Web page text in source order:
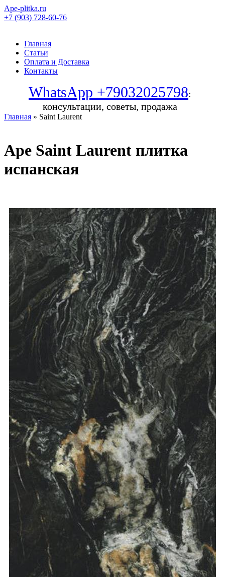
Ape-plitka.ru
+7 (903) 728-60-76
Главная
Статьи
Оплата и Доставка
Контакты
WhatsApp +79032025798:
консультации, советы, продажа
Главная » Saint Laurent
Ape Saint Laurent плитка
испанская